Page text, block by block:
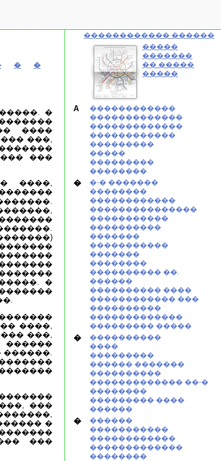
� �
�
����
���,
���
����,
�
����,
���,
������.
���
�
���
������������ ������
�����
�������
�� �����
�����
A
������������
�������������
�������������
������������
���������
�����
���������
��������
�
�-� �������
��������
������������
���������������
�����������
����������
�������
�����������
�������
��������
���������� ��.
������
���������� ����
������������ ���
����������
�������������
��������� �����
�
����������
����
���������
������ �������
����������
������������� ��-�
��������
��������� ����
������
�
������
�����������
������������
�������������
��������